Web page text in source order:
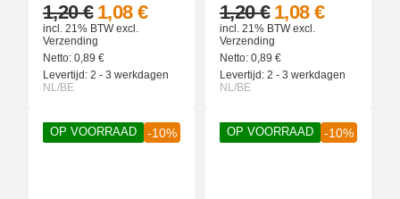
1,08 €
1,20 €
incl. 21% BTWexcl.
Verzending
Netto: 0,89 €
Levertijd: 2 - 3 werkdagen
NL/BE
1,08 €
1,20 €
incl. 21% BTWexcl.
Verzending
Netto: 0,89 €
Levertijd: 2 - 3 werkdagen
NL/BE
OP VOORRAAD -10% OP VOORRAAD -10%